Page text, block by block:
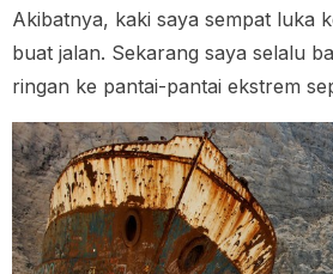
Akibatnya, kaki saya sempat luka
buat jalan. Sekarang saya selalu
ringan ke pantai-pantai ekstrem